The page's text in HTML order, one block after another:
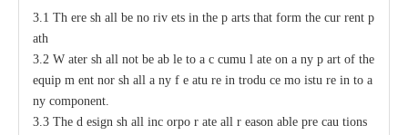
3.1 Th ere sh all be no riv ets in the p arts that form the cur rent p
ath
3.2 W ater sh all not be ab le to a c cumu l ate on a ny p art of the
equip m ent nor sh all a ny f e atu re in trodu ce mo istu re in to a
ny component.
3.3 The d esign sh all inc orpo r ate all r eason able pre cau tions